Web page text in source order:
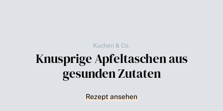
Kuchen & Co.
Knusprige Apfeltaschen aus
gesunden Zutaten
Rezept ansehen